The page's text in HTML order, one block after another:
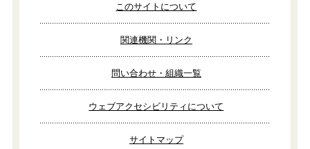
このサイトについて
関連機関・リンク
問い合わせ・組織一覧
ウェブアクセシビリティについて
サイトマップ